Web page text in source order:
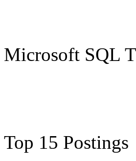
Microsoft SQL
Top 15 Postings